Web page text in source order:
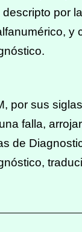
por
y
por sus
falla,
de